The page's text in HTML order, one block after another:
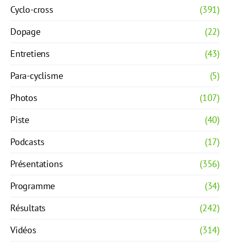
Cyclo-cross
(391)
Dopage
(22)
Entretiens
(43)
Para-cyclisme
(5)
Photos
(107)
Piste
(40)
Podcasts
(17)
Présentations
(356)
Programme
(34)
Résultats
(242)
Vidéos
(314)